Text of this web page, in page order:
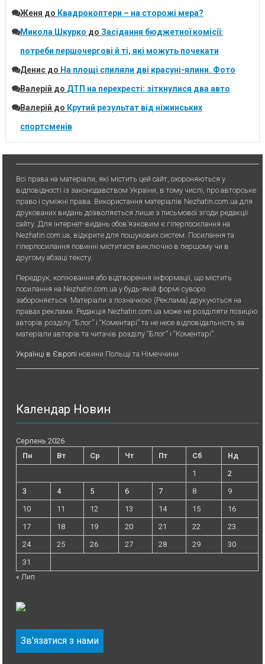
Женя до Квадрокоптери – на сторожі мера?
Микола Шкурко до Засідання бюджетної комісії:
потреби першочергові й ті, які можуть почекати
Денисдо На площі спиляли дві красуні-ялини. Фото
Валерій до ДТП на перехресті: зіткнулися два авто
Валерій до Крутий результат від ніжинських
спортсменів
Всі права на матеріали, які містить цей сайт, охороняються у
відповідності із законодавством України, в тому числі, про авторське
право і суміжні права. Використання матерiалiв Nezhatin.com.ua для
друкованих видань дозволяється лише з письмової згоди редакції
сайту. Для iнтернет-видань обов’язковим є гiперпосилання на
Nezhatin.com.ua, відкрите для пошукових систем. Посилання та
гіперпосилання повинні міститися виключно в першому чи в
другому абзаці тексту.
Передрук, копiювання або вiдтворення iнформацiї, що мiстить
посилання на Nezhatin.com.ua у будь-якiй формi суворо
забороняється. Матеріали з позначкою (Реклама) друкуються на
правах реклами. Редакція Nezhatin.com.ua може не розділяти позицію
авторів розділу “Блог” і “Коментарі” та не несе відповідальність за
матеріали авторів та читачів розділу “Блог” і “Коментарі”.
Українці в Європі новини Польщі та Німеччини
Календар Новин
Серпень 2026
Пн
Вт Ср Чт Пт Сб
Нд
1
2
3
4 5 6 7 8
9
10
11 12 13 14 15
16
17
18 19 20 21 22
23
24
25 26 27 28 29
30
31
« Лип
Зв'язатися з нами